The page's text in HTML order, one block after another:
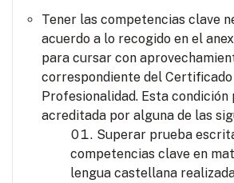
Tener las competencias clave
acuerdo a lo recogido en el
para cursar con
correspondiente del Certificado
Profesionalidad. Esta condición
acreditada por alguna de las
Superar prueba
competencias clave en
lengua castellana